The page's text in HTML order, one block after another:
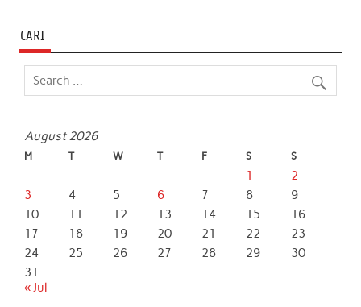
CARI
August 2026
M T W T F S S
1
2
3
4 5 6 7 8
9
10
11 12 13 14 15
16
17
18 19 20 21 22
23
24
25 26 27 28 29
30
31
« Jul